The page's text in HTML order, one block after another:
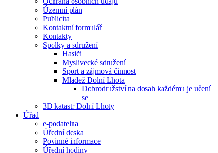
Územní plán
Publicita
Kontaktní formulář
Kontakty
Spolky a sdružení
Hasiči
Myslivecké sdružení
Sport a zájmová činnost
Mládež Dolní Lhota
Dobrodružství na dosah každému je učení
se
3D katastr Dolní Lhoty
Úřad
e-podatelna
Úřední deska
Povinné informace
Úřední hodiny